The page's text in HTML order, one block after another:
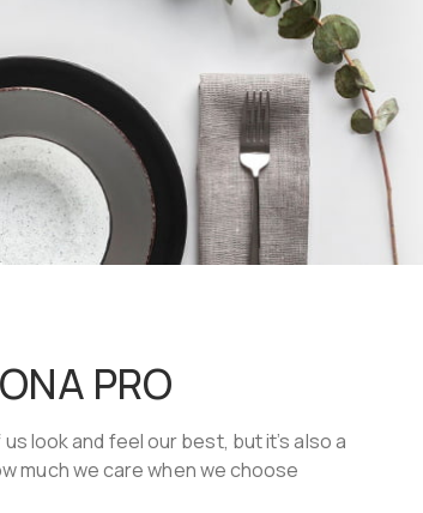
PRO
look and feel our best, but it’s also a
much we care when we choose